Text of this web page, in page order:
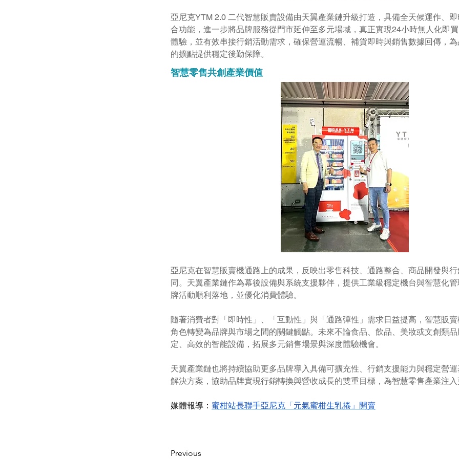
亞尼克YTM 2.0 二代智慧販賣設備由天翼產業鏈升級打造，具備全天候運作、
合功能，進一步將品牌服務從門市延伸至多元場域，真正實現24小時無人化即
體驗，並有效串接行銷活動需求，確保營運流暢、補貨即時與銷售數據回傳，
的擴點提供穩定後勤保障。
智慧零售共創產業價值
亞尼克在智慧販賣機通路上的成果，反映出零售科技、通路整合、商品開發與
同。天翼產業鏈作為幕後設備與系統支援夥伴，提供工業級穩定機台與智慧化
牌活動順利落地，並優化消費體驗。
隨著消費者對「即時性」、「互動性」與「通路彈性」需求日益提高，智慧販
角色轉變為品牌與市場之間的關鍵觸點。未來不論食品、飲品、美妝或文創類
定、高效的智能設備，拓展多元銷售場景與深度體驗機會。
天翼產業鏈也將持續協助更多品牌導入具備可擴充性、行銷支援能力與穩定營
解決方案，協助品牌實現行銷轉換與營收成長的雙重目標，為智慧零售產業注入
媒體報導： 蜜柑站長聯手亞尼克「元氣蜜柑生乳捲」開賣
Previous